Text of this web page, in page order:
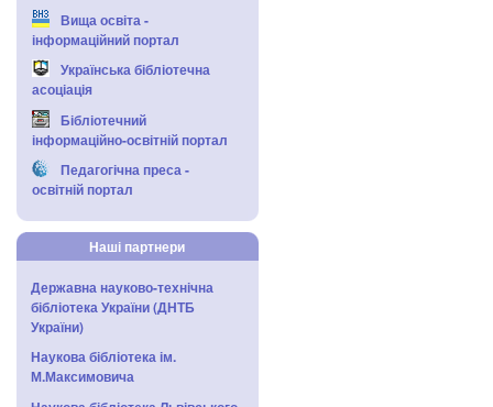
Вища освіта -
інформаційний портал
Українська бібліотечна
асоціація
Бібліотечний
інформаційно-освітній портал
Педагогічна преса -
освітній портал
Наші партнери
Державна науково-технічна
бібліотека України (ДНТБ
України)
Наукова бібліотека ім.
М.Максимовича